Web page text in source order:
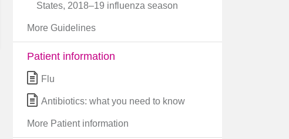
States, 2018–19 influenza season
More Guidelines
Patient information
Flu
Antibiotics: what you need to know
More Patient information